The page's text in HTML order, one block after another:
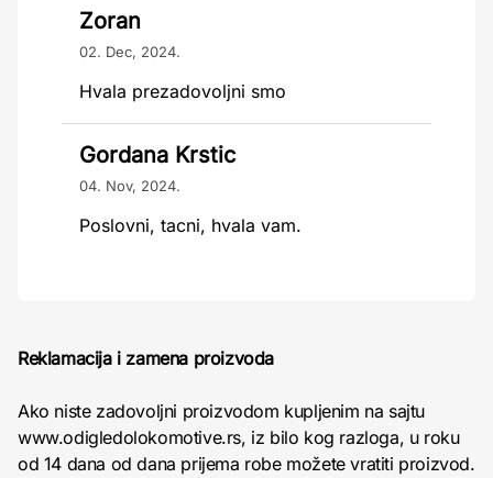
Zoran
02. Dec, 2024.
Hvala prezadovoljni smo
Gordana Krstic
04. Nov, 2024.
Poslovni, tacni, hvala vam.
Reklamacija i zamena proizvoda
Ako niste zadovoljni proizvodom kupljenim na sajtu
www.odigledolokomotive.rs, iz bilo kog razloga, u roku
od 14 dana od dana prijema robe možete vratiti proizvod.